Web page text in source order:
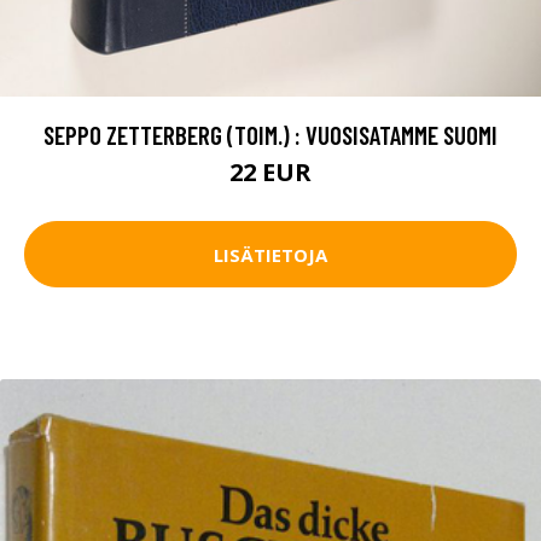
SEPPO ZETTERBERG (TOIM.) : VUOSISATAMME SUOMI
22 EUR
LISÄTIETOJA